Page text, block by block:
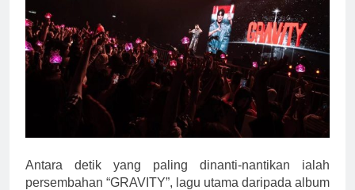
Antara detik yang paling dinanti-nantikan ialah
persembahan “GRAVITY”, lagu utama daripada album